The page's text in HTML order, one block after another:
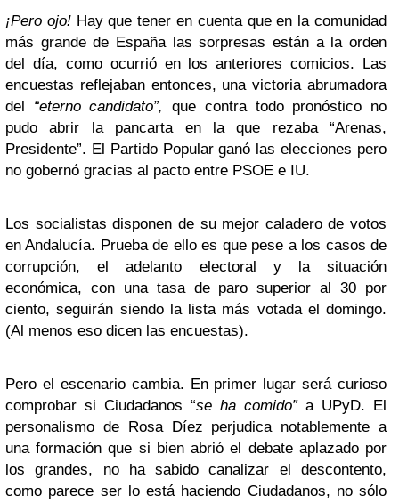
¡Pero ojo!Hay que tener en cuenta que en la comunidad
más grande de España las sorpresas están a la orden
del día, como ocurrió en los anteriores comicios. Las
encuestas reflejaban entonces, una victoria abrumadora
del “eterno candidato”,
que contra todo pronóstico no
pudo abrir la pancarta en la que rezaba “Arenas,
Presidente”. El Partido Popular ganó las elecciones pero
no gobernó gracias al pacto entre PSOE e IU.
Los socialistas disponen de su mejor caladero de votos
en Andalucía. Prueba de ello es que pese a los casos de
corrupción, el adelanto electoral y la situación
económica, con una tasa de paro superior al 30 por
ciento, seguirán siendo la lista más votada el domingo.
(Al menos eso dicen las encuestas).
Pero el escenario cambia. En primer lugar será curioso
comprobar si Ciudadanos “se ha comido”a UPyD. El
personalismo de Rosa Díez perjudica notablemente a
una formación que si bien abrió el debate aplazado por
los grandes, no ha sabido canalizar el descontento,
como parece ser lo está haciendo Ciudadanos, no sólo